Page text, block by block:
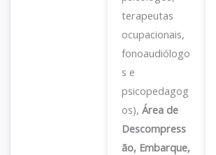
terapeutas
ocupacionais,
fonoaudiólogo
s e
psicopedagog
os),Área de
Descompress
ão, Embarque,